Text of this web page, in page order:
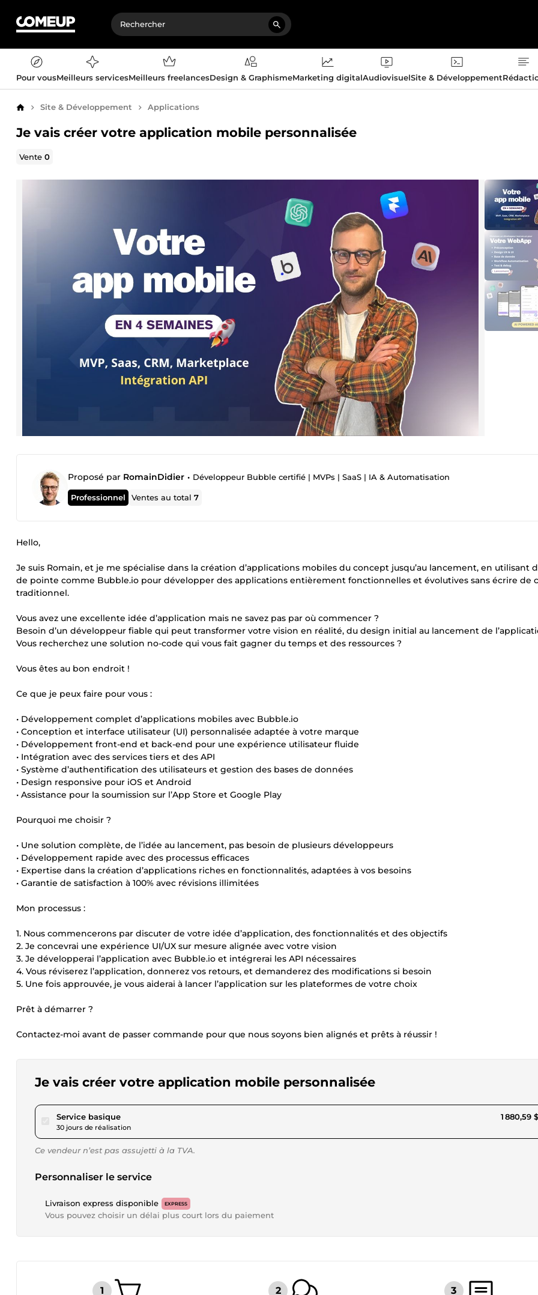
Pour vousMeilleurs servicesMeilleurs freelancesDesign & GraphismeMarketing digitalAudiovisuelSite & Développement
AccueilSite & Développement Applications
Je vais créer votre application mobile personnalisée
Vente0
Proposé par RomainDidier • Développeur Bubble certifié | MVPs | SaaS | IA & Automatisation
Professionnel Ventes au total7
Hello,
Je suis Romain, et je me spécialise dans la création d’applications mobiles du concept jusqu’au lancement, en utilisant
de pointe comme Bubble.io pour développer des applications entièrement fonctionnelles et évolutives sans écrire de
traditionnel.
Vous avez une excellente idée d’application mais ne savez pas par où commencer ?
Besoin d’un développeur fiable qui peut transformer votre vision en réalité, du design initial au lancement de
Vous recherchez une solution no-code qui vous fait gagner du temps et des ressources ?
Vous êtes au bon endroit !
Ce que je peux faire pour vous :
• Développement complet d’applications mobiles avec Bubble.io
• Conception et interface utilisateur (UI) personnalisée adaptée à votre marque
• Développement front-end et back-end pour une expérience utilisateur fluide
• Intégration avec des services tiers et des API
• Système d’authentification des utilisateurs et gestion des bases de données
• Design responsive pour iOS et Android
• Assistance pour la soumission sur l’App Store et Google Play
Pourquoi me choisir ?
• Une solution complète, de l’idée au lancement, pas besoin de plusieurs développeurs
• Développement rapide avec des processus efficaces
• Expertise dans la création d’applications riches en fonctionnalités, adaptées à vos besoins
• Garantie de satisfaction à 100% avec révisions illimitées
Mon processus :
1. Nous commencerons par discuter de votre idée d’application, des fonctionnalités et des objectifs
2. Je concevrai une expérience UI/UX sur mesure alignée avec votre vision
3. Je développerai l’application avec Bubble.io et intégrerai les API nécessaires
4. Vous réviserez l’application, donnerez vos retours, et demanderez des modifications si besoin
5. Une fois approuvée, je vous aiderai à lancer l’application sur les plateformes de votre choix
Prêt à démarrer ?
Contactez-moi avant de passer commande pour que nous soyons bien alignés et prêts à réussir !
Je vais créer votre application mobile personnalisée
Service basiquepour 1 733,27 $US
30 jours de réalisation
1 880,59
Ce vendeur n’est pas assujetti à la TVA.
Personnaliser le service
Livraison express disponible EXPRESS
Vous pouvez choisir un délai plus court lors du paiement